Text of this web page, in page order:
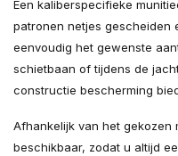
Een kaliberspecifieke
patronen netjes gescheiden
eenvoudig het gewenste
schietbaan of tijdens de
constructie bescherming
Afhankelijk van het gekozen
beschikbaar, zodat u altijd